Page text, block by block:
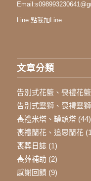
Email:
Line:點我加Line
文章分類
告別式花籃、喪禮花籃
告別式靈獅、喪禮靈
喪禮米塔、罐頭塔(44)
喪禮蘭花、追思蘭花
喪葬日誌(1)
喪葬補助 (2)
感謝回饋(9)